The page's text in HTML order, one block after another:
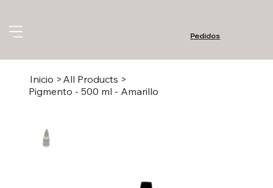
Pedidos
Inicio > All Products >
Pigmento - 500 ml - Amarillo